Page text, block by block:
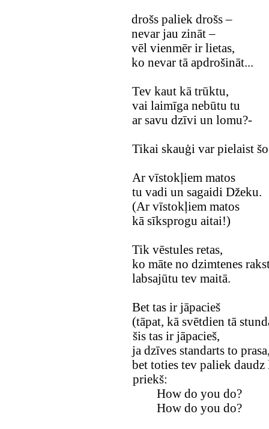
drošs paliek drošs –
nevar jau zināt –
vēl vienmēr ir lietas,
ko nevar tā apdrošināt...
Tev kaut kā trūktu,
vai laimīga nebūtu tu
ar savu dzīvi un lomu?-
Tikai skauģi var pielaist
Ar vīstokļiem matos
tu vadi un sagaidi Džeku.
(Ar vīstokļiem matos
kā sīksprogu aitai!)
Tik vēstules retas,
ko māte no dzimtenes
labsajūtu tev maitā.
Bet tas ir jāpacieš
(tāpat, kā svētdien tā
šis tas ir jāpacieš,
ja dzīves standarts to
bet toties tev paliek daudz
priekš:
How do you do?
How do you do?